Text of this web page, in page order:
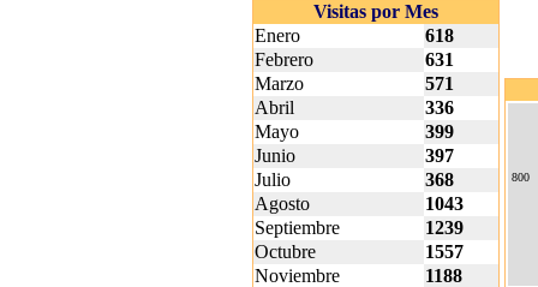
Visitas por Mes
Enero
618
Febrero
631
Marzo
571
Abril
336
Mayo
399
Junio
397
Julio
368
Agosto
1043
Septiembre
1239
Octubre
1557
Noviembre
1188
800